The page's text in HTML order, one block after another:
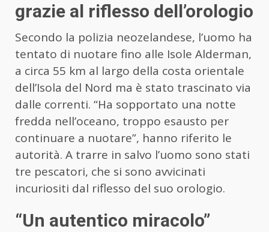
grazie al riflesso dell’orologio
Secondo la polizia neozelandese, l’uomo ha
tentato di nuotare fino alle Isole Alderman,
a circa 55 km al largo della costa orientale
dell’Isola del Nord ma è stato trascinato via
dalle correnti. “Ha sopportato una notte
fredda nell’oceano, troppo esausto per
continuare a nuotare”, hanno riferito le
autorità. A trarre in salvo l’uomo sono stati
tre pescatori, che si sono avvicinati
incuriositi dal riflesso del suo orologio.
“Un autentico miracolo”